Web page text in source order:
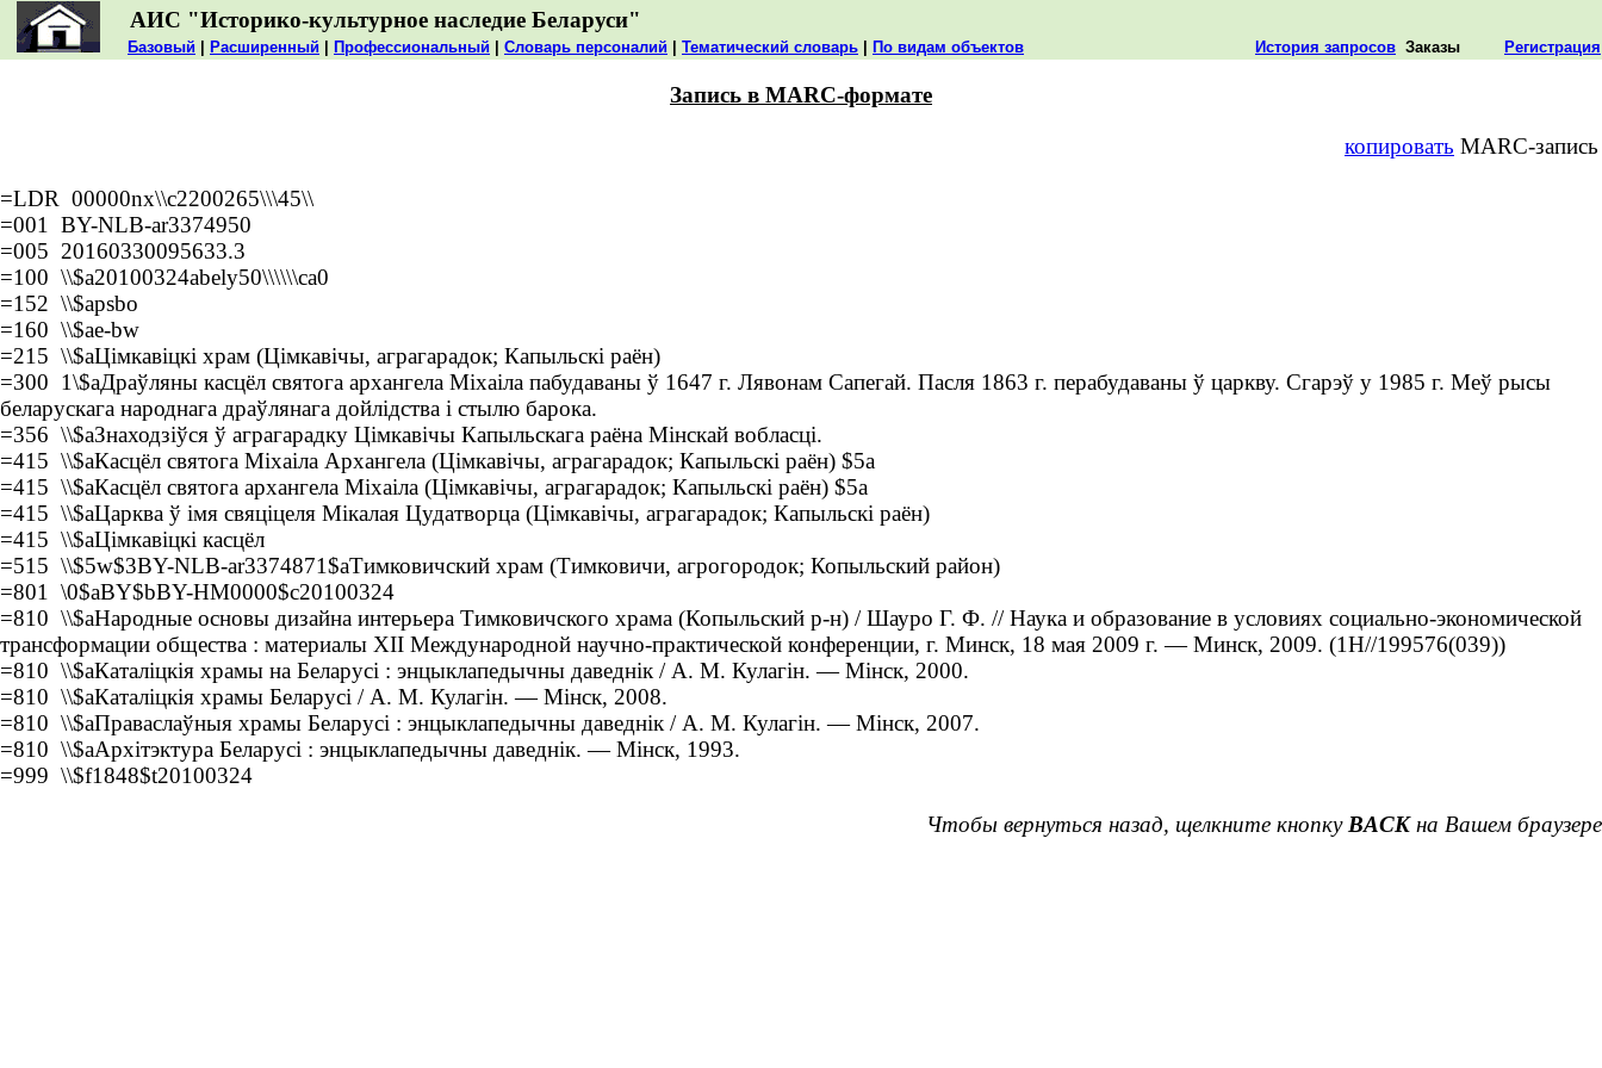
АИС "Историко-культурное наследие Беларуси"
Базовый Расширенный Профессиональный Словарь персоналий Тематический словарь По видам объектов История запросов Заказы Регистрация
Запись в MARC-формате
копировать MARC-запись
=LDR 00000nx\\c2200265\\\45\\
=001 BY-NLB-ar3374950
=005 20160330095633.3
=100 \\$a20100324abely50\\\\\\ca0
=152 \\$apsbo
=160 \\$ae-bw
=215 \\$aЦімкавіцкі храм (Цімкавічы, аграгарадок; Капыльскі раён)
=300 1\$aДраўляны касцёл святога архангела Міхаіла пабудаваны ў 1647 г. Лявонам Сапегай. Пасля 1863 г. перабудаваны ў царкву. Сгарэў у 1985 г. Меў рысы
беларускага народнага драўлянага дойлідства і стылю барока.
=356 \\$aЗнаходзіўся ў аграгарадку Цімкавічы Капыльскага раёна Мінскай вобласці.
=415 \\$aКасцёл святога Міхаіла Архангела (Цімкавічы, аграгарадок; Капыльскі раён) $5a
=415 \\$aКасцёл святога архангела Міхаіла (Цімкавічы, аграгарадок; Капыльскі раён) $5a
=415 \\$aЦарква ў імя свяціцеля Мікалая Цудатворца (Цімкавічы, аграгарадок; Капыльскі раён)
=415 \\$aЦімкавіцкі касцёл
=515 \\$5w$3BY-NLB-ar3374871$aТимковичский храм (Тимковичи, агрогородок; Копыльский район)
=801 \0$aBY$bBY-HM0000$c20100324
=810 \\$aНародные основы дизайна интерьера Тимковичского храма (Копыльский р-н) / Шауро Г. Ф. // Наука и образование в условиях социально-экономической
трансформации общества : материалы XII Международной научно-практической конференции, г. Минск, 18 мая 2009 г. ― Минск, 2009. (1Н//199576(039))
=810 \\$aКаталіцкія храмы на Беларусі : энцыклапедычны даведнік / А. М. Кулагін. — Мінск, 2000.
=810 \\$aКаталіцкія храмы Беларусі / А. М. Кулагін. — Мінск, 2008.
=810 \\$aПраваслаўныя храмы Беларусі : энцыклапедычны даведнік / А. М. Кулагін. — Мінск, 2007.
=810 \\$aАрхітэктура Беларусі : энцыклапедычны даведнік. — Мінск, 1993.
=999 \\$f1848$t20100324
Чтобы вернуться назад, щелкните кнопку BACKна Вашем браузере